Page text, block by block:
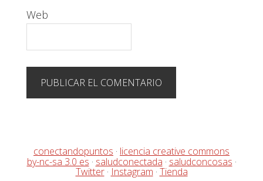
Web
conectandopuntos · licencia creative commons
by-nc-sa 3.0 es · saludconectada · saludconcosas ·
Twitter· Instagram · Tienda